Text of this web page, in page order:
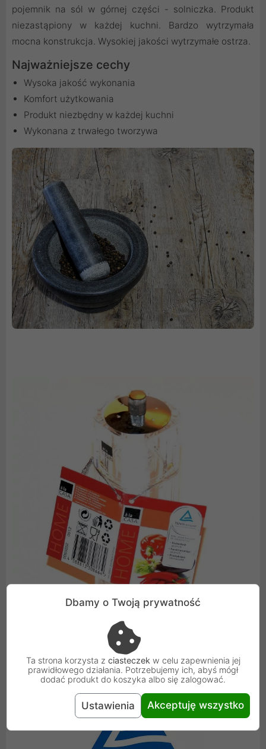
pojemnik na sól w górnej części - solniczka. Produkt
niezastąpiony w każdej kuchni. Bardzo wytrzymała
mocna konstrukcja. Wysokiej jakości wytrzymałe ostrza.
Najważniejsze cechy
Wysoka jakość wykonania
Komfort użytkowania
Produkt niezbędny w każdej kuchni
Wykonana z trwałego tworzywa
Dbamy o Twoją prywatność
Ta strona korzysta z ciasteczek w celu zapewnienia jej
prawidłowego działania. Potrzebujemy ich, abyś mógł
dodać produkt do koszyka albo się zalogować.
Ustawienia Akceptuję wszystko